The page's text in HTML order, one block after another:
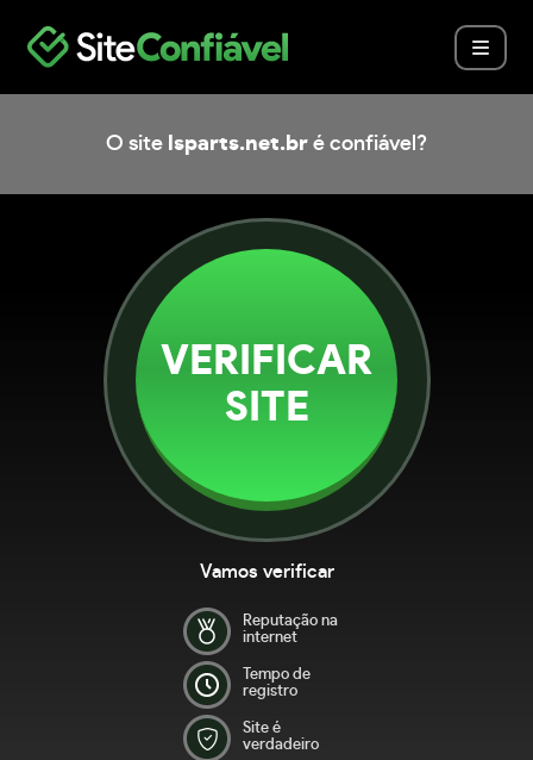
O site lsparts.net.br é confiável?
VERIFICAR
SITE
Vamos verificar
Reputação na
internet
Tempo de
registro
Site é
verdadeiro